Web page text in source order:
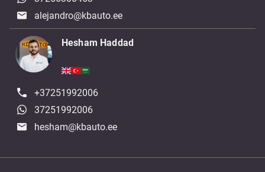
alejandro@kbauto.ee
Hesham Haddad
+37251992006
37251992006
hesham@kbauto.ee